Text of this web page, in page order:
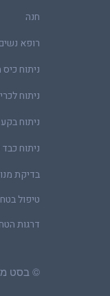
חנה
רופא
ניתוח
ניתוח
ניתוח
ניתוח
בדיקת
דרגות
© בסט